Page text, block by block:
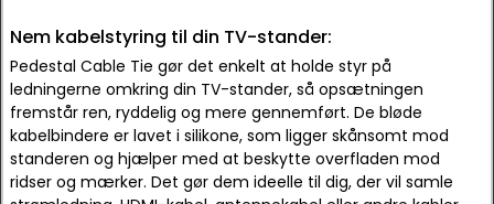
Nem kabelstyring til din TV-stander:
Pedestal Cable Tie gør det enkelt at holde styr på
ledningerne omkring din TV-stander, så opsætningen
fremstår ren, ryddelig og mere gennemført. De bløde
kabelbindere er lavet i silikone, som ligger skånsomt mod
standeren og hjælper med at beskytte overfladen mod
ridser og mærker. Det gør dem ideelle til dig, der vil samle